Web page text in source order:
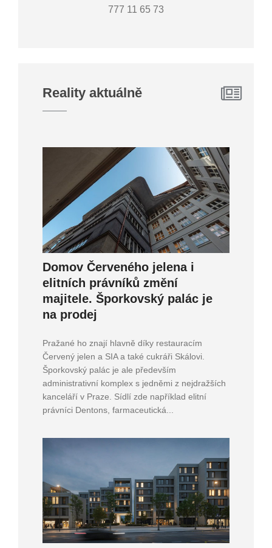
777 11 65 73
Reality aktuálně
Domov Červeného jelena i
elitních právníků změní
majitele. Šporkovský palác je
na prodej
Pražané ho znají hlavně díky restauracím
Červený jelen a SIA a také cukráři Skálovi.
Šporkovský palác je ale především
administrativní komplex s jedněmi z nejdražších
kanceláří v Praze. Sídlí zde například elitní
právníci Dentons, farmaceutická...